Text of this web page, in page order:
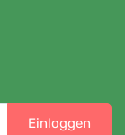
Einloggen